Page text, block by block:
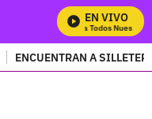
EN VIVO
Mira Todos Nuestros
ENCUENTRAN A